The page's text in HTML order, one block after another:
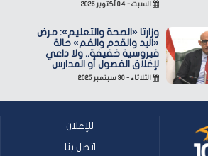
السبت - ٠٤ أكتوبر ٢٠٢٥
وزارتا «الصحة والتعليم»: مرض
«اليد والقدم والفم» حالة
فيروسية خفيفة.. ولا داعي
لإغلاق الفصول أو المدارس
الثلاثاء - ٣٠ سبتمبر ٢٠٢٥
للإعلان
اتصل بنا